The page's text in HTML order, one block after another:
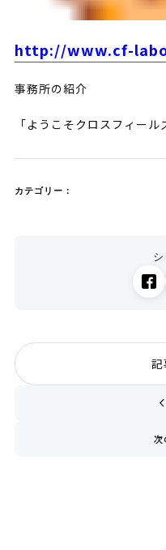
http://www.cf-
事務所の紹介
「ようこそクロスフィー
カテゴリー：
chevron_left
記
次